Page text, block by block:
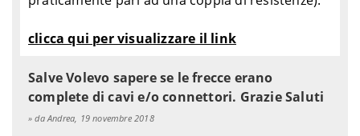
clicca qui per visualizzare il link
Salve Volevo sapere se le frecce erano
complete di cavi e/o connettori. Grazie Saluti
da Andrea, 19 novembre 2018